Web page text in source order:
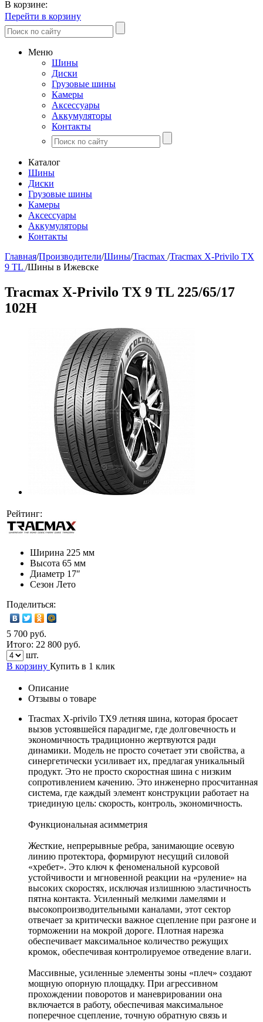
В корзине:
Перейти в корзину
Меню
Шины
Диски
Грузовые шины
Камеры
Аксессуары
Аккумуляторы
Контакты
Каталог
Шины
Диски
Грузовые шины
Камеры
Аксессуары
Аккумуляторы
Контакты
Главная/Производители/Шины/Tracmax /Tracmax X-Privilo TX
9 TL /Шины в Ижевске
Tracmax X-Privilo TX 9 TL 225/65/17
102Н
Рейтинг:
Ширина 225 мм
Высота 65 мм
Диаметр 17″
Сезон Лето
Поделиться:
5 700 руб.
Итого: 22 800 руб.
шт.
В корзину Купить в 1 клик
Описание
Отзывы о товаре
Tracmax X-privilo TX9 летняя шина, которая бросает
вызов устоявшейся парадигме, где долговечность и
экономичность традиционно жертвуются ради
динамики. Модель не просто сочетает эти свойства, а
синергетически усиливает их, предлагая уникальный
продукт. Это не просто скоростная шина с низким
сопротивлением качению. Это инженерно просчитанная
система, где каждый элемент конструкции работает на
триединую цель: скорость, контроль, экономичность.
Функциональная асимметрия
Жесткие, непрерывные ребра, занимающие осевую
линию протектора, формируют несущий силовой
«хребет». Это ключ к феноменальной курсовой
устойчивости и мгновенной реакции на «руление» на
высоких скоростях, исключая излишнюю эластичность
пятна контакта. Усиленный мелкими ламелями и
высокопроизводительными каналами, этот сектор
отвечает за критически важное сцепление при разгоне и
торможении на мокрой дороге. Плотная нарезка
обеспечивает максимальное количество режущих
кромок, обеспечивая контролируемое отведение влаги.
Массивные, усиленные элементы зоны «плеч» создают
мощную опорную площадку. При агрессивном
прохождении поворотов и маневрировании она
включается в работу, обеспечивая максимальное
поперечное сцепление, точную обратную связь и